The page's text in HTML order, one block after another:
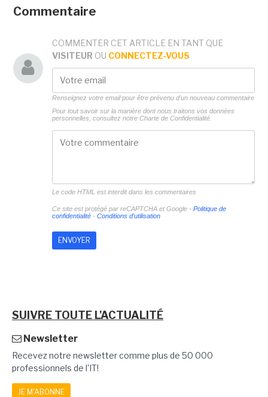
Commentaire
COMMENTER CET ARTICLE EN TANT QUE
VISITEUR OU CONNECTEZ-VOUS
Renseignez votre email pour être prévenu d'un nouveau commentaire
Pour tout savoir sur la manière dont nous traitons vos données
personnelles, consultez notre Charte de Confidentialité.
Le code HTML est interdit dans les commentaires
Ce site est protégé par reCAPTCHA et Google - Politique de
confidentialité- Conditions d'utilisation
SUIVRE TOUTE L'ACTUALITÉ
Newsletter
Recevez notre newsletter comme plus de 50 000
professionnels de l'IT!
JE M'ABONNE